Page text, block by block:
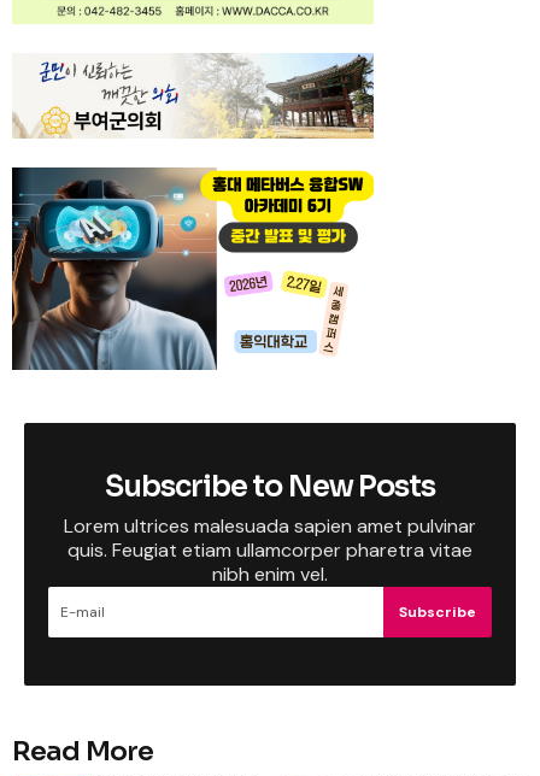
Subscribe to New Posts
Lorem ultrices malesuada sapien amet pulvinar
quis. Feugiat etiam ullamcorper pharetra vitae
nibh enim vel.
Subscribe
Read More